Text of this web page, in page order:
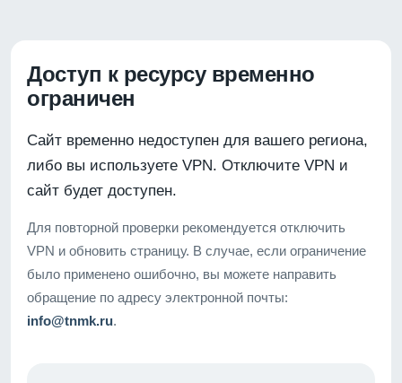
Доступ к ресурсу временно
ограничен
Сайт временно недоступен для вашего региона,
либо вы используете VPN. Отключите VPN и
сайт будет доступен.
Для повторной проверки рекомендуется отключить
VPN и обновить страницу. В случае, если ограничение
было применено ошибочно, вы можете направить
обращение по адресу электронной почты:
info@tnmk.ru.